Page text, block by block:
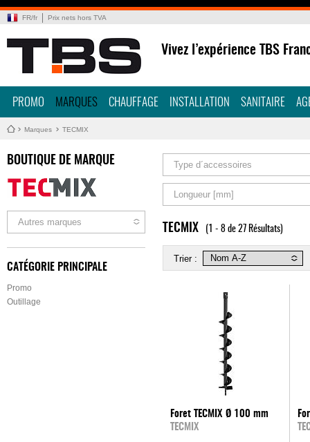
FR/fr Prix nets hors TVA
Vivez l’expérience TBS
PROMO MARQUES CHAUFFAGE INSTALLATION SANITAIRE
Marques TECMIX
BOUTIQUE DE MARQUE
Autres marques
CATÉGORIE PRINCIPALE
Promo
Outillage
Type d´accessoires
Longueur [mm]
TECMIX (1 - 8 de 27 Résultats)
Trier :
Foret TECMIX Ø 100 mm
TECMIX